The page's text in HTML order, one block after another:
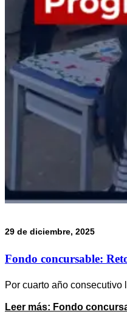
29 de diciembre, 2025
Fondo concursable:
Por cuarto año
Leer más: Fondo